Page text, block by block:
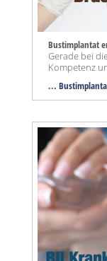
Bustimplantat
Gerade bei
Kompetenz
...